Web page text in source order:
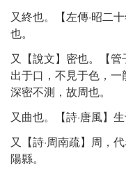
又終也。【左傳·昭二
也。
又【說文】密也。【
出于口，不見于色，一
深密不測，故周也。
又曲也。【詩·唐風】
又【詩·周南疏】周，
陽縣。